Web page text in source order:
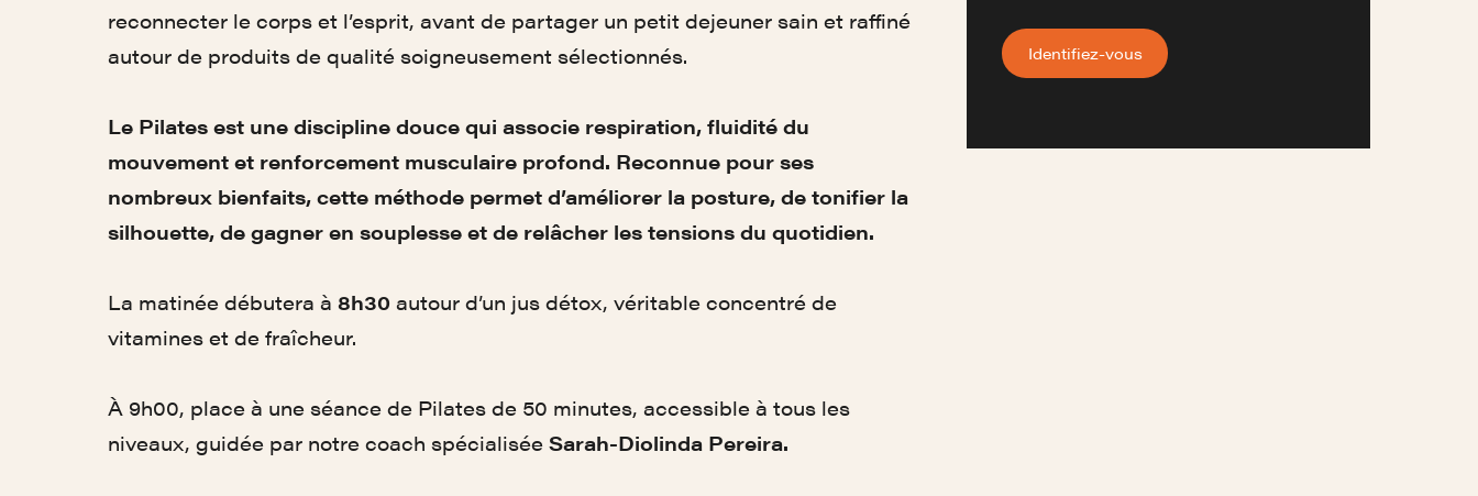
Identifiez-vous
reconnecter le corps et l’esprit, avant de partager un petit dejeuner sain et raffiné
autour de produits de qualité soigneusement sélectionnés.
Le Pilates est une discipline douce qui associe respiration, fluidité du
mouvement et renforcement musculaire profond. Reconnue pour ses
nombreux bienfaits, cette méthode permet d’améliorer la posture, de tonifier la
silhouette, de gagner en souplesse et de relâcher les tensions du quotidien.
La matinée débutera à 8h30 autour d’un jus détox, véritable concentré de
vitamines et de fraîcheur.
À 9h00, place à une séance de Pilates de 50 minutes, accessible à tous les
niveaux, guidée par notre coach spécialisée Sarah-Diolinda Pereira.